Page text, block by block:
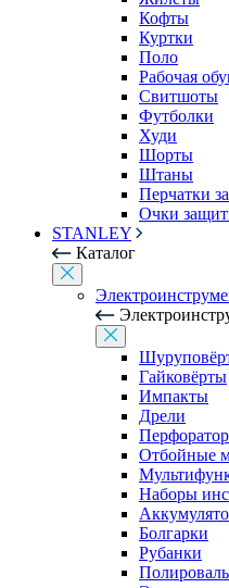
Кофты
Куртки
Поло
Рабочая
Свитшоты
Футболки
Худи
Шорты
Штаны
Перчатки
Очки
STANLEY
Каталог
Гайковёрты
Импакты
Дрели
Отбойные
Наборы
Болгарки
Рубанки